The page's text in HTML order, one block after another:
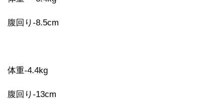
腹回り-8.5cm
体重-4.4kg
腹回り-13cm